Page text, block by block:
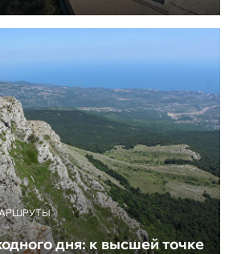
дня: к высшей точке